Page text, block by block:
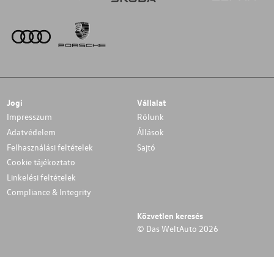
Jogi
Impresszum
Adatvédelem
Felhasználási feltételek
Cookie tájékoztato
Linkelési feltételek
Compliance & Integrity
Vállalat
Rólunk
Állások
Sajtó
Közvetlen keresés
© Das WeltAuto 2026